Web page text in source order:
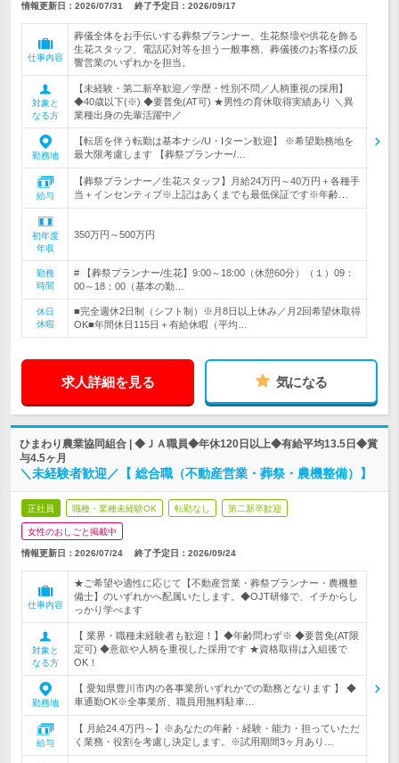
情報更新日：2026/07/31 終了予定日： 2026/09/17
仕事内容
葬儀全体をお手伝いする葬祭プランナー、生花祭壇や供花を飾る
生花スタッフ、電話応対等を担う一般事務、葬儀後のお客様の反
響営業のいずれかを担当。
対象と
なる方
【未経験・第二新卒歓迎／学歴・性別不問／人柄重視の採用】
◆40歳以下(※) ◆要普免(AT可) ★男性の育休取得実績あり ＼異
業種出身の先輩活躍中／
勤務地
【転居を伴う転勤は基本ナシ/U・Iターン歓迎】 ※希望勤務地を
最大限考慮します 【葬祭プランナー/…
給与
【葬祭プランナー／生花スタッフ】月給24万円～40万円＋各種手
当＋インセンティブ※上記はあくまでも最低保証です※年齢…
初年度
年収
350万円～500万円
勤務
時間
# 【葬祭プランナー/生花】9:00～18:00（休憩60分）（１）09：
00～18：00（基本の勤…
休日
休暇
■完全週休2日制（シフト制）※月8日以上休み／月2回希望休取得
OK■年間休日115日＋有給休暇（平均…
求人詳細を見る 気になる
ひまわり農業協同組合 | ◆ＪＡ職員◆年休120日以上◆有給平均13.5日◆賞
与4.5ヶ月
＼未経験者歓迎／【 総合職（不動産営業・葬祭・農機整備）】
正社員 職種・業種未経験OK 転勤なし 第二新卒歓迎
女性のおしごと掲載中
情報更新日：2026/07/24 終了予定日： 2026/09/24
仕事内容
★ご希望や適性に応じて【不動産営業・葬祭プランナー・農機整
備士】のいずれかへ配属いたします。◆OJT研修で、イチからし
っかり学べます
対象と
なる方
【 業界・職種未経験者も歓迎！】◆年齢問わず※ ◆要普免(AT限
定可) ◆意欲や人柄を重視した採用です ★資格取得は入組後で
OK！
勤務地
【 愛知県豊川市内の各事業所いずれかでの勤務となります 】 ◆
車通勤OK※全事業所、職員用無料駐車…
給与
【 月給24.4万円～】※あなたの年齢・経験・能力・担っていただ
く業務・役割を考慮し決定します。※試用期間3ヶ月あり…